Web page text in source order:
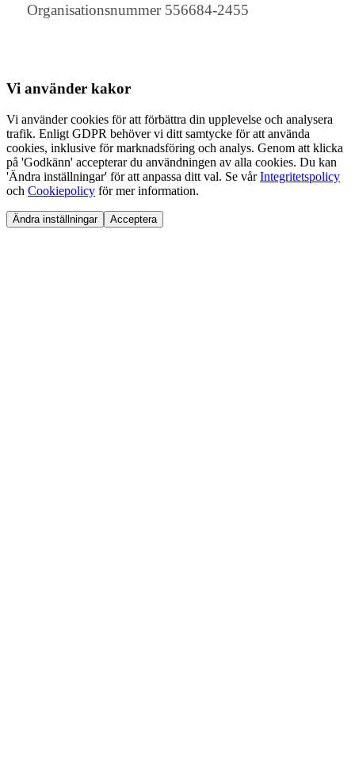
Organisationsnummer 556684-2455
Vi använder kakor
Vi använder cookies för att förbättra din upplevelse och analysera
trafik. Enligt GDPR behöver vi ditt samtycke för att använda
cookies, inklusive för marknadsföring och analys. Genom att klicka
på 'Godkänn' accepterar du användningen av alla cookies. Du kan
'Ändra inställningar' för att anpassa ditt val. Se vårIntegritetspolicy
och Cookiepolicy för mer information.
Ändra inställningar Acceptera